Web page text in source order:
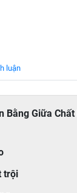
luận
Bằng Giữa
trội